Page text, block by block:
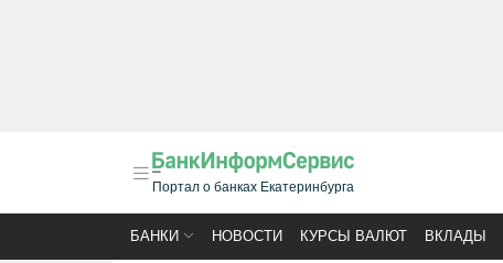
Портал о банках Екатеринбурга
БАНКИ НОВОСТИ КУРСЫ ВАЛЮТ ВКЛАДЫ